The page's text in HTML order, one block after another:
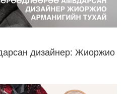
дизайнер: Жиоржио